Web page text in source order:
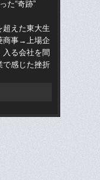
た“奇跡”
超えた東大生
商事→上場企
入る会社を間
感じた挫折